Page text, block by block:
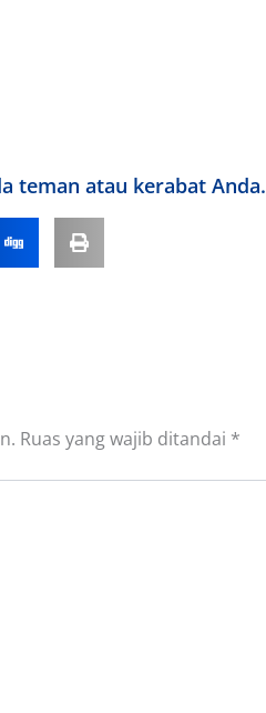
teman atau kerabat Anda.
Ruas yang wajib ditandai *